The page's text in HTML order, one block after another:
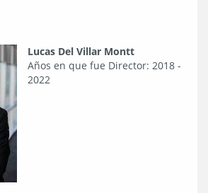
Lucas Del Villar Montt
Años en que fue Director: 2018 -
2022